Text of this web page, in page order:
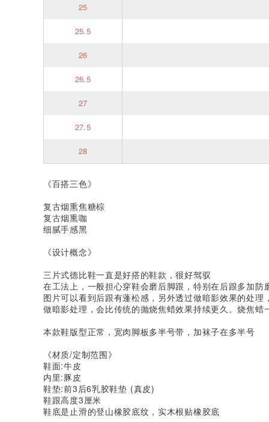
25
25.5
26
26.5
27
27.5
28
《百搭三色》
复古烟熏焦糖棕
复古烟熏咖
细腻手感黑
《设计概念》
三片式德比鞋一直是好搭的鞋款，很好驾驭
在工法上，一般担心穿鞋会磨后脚跟，特别在后跟多加防
图片可以看到后跟有蓬松感，另外透过做暗影效果的处理
做暗影处理，会比传统的抛烧焦蜡效果持续更久。烧焦
本款鞋版型正常，宽肉脚板多半号带，加袜子在多半号
《材质/定制范围》
鞋面:牛皮
内里:豚皮
鞋垫:前3后6乳胶鞋垫 (真皮)
鞋跟高度3厘米
鞋底是止滑的登山橡胶底纹，实木根贴橡胶底